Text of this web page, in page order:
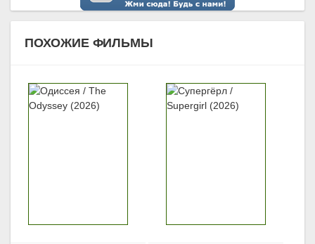
ПОХОЖИЕ ФИЛЬМЫ